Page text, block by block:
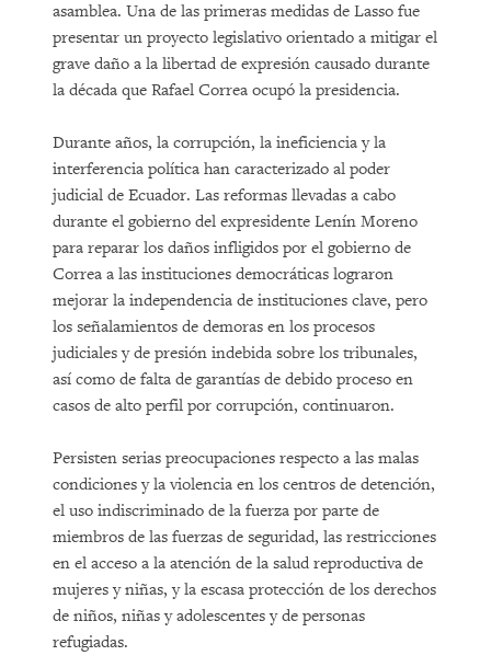
asamblea. Una de las primeras medidas de Lasso fue
presentar un proyecto legislativo orientado a mitigar el
grave daño a la libertad de expresión causado durante
la década que Rafael Correa ocupó la presidencia.
Durante años, la corrupción, la ineficiencia y la
interferencia política han caracterizado al poder
judicial de Ecuador. Las reformas llevadas a cabo
durante el gobierno del expresidente Lenín Moreno
para reparar los daños infligidos por el gobierno de
Correa a las instituciones democráticas lograron
mejorar la independencia de instituciones clave, pero
los señalamientos de demoras en los procesos
judiciales y de presión indebida sobre los tribunales,
así como de falta de garantías de debido proceso en
casos de alto perfil por corrupción, continuaron.
Persisten serias preocupaciones respecto a las malas
condiciones y la violencia en los centros de detención,
el uso indiscriminado de la fuerza por parte de
miembros de las fuerzas de seguridad, las restricciones
en el acceso a la atención de la salud reproductiva de
mujeres y niñas, y la escasa protección de los derechos
de niños, niñas y adolescentes y de personas
refugiadas.